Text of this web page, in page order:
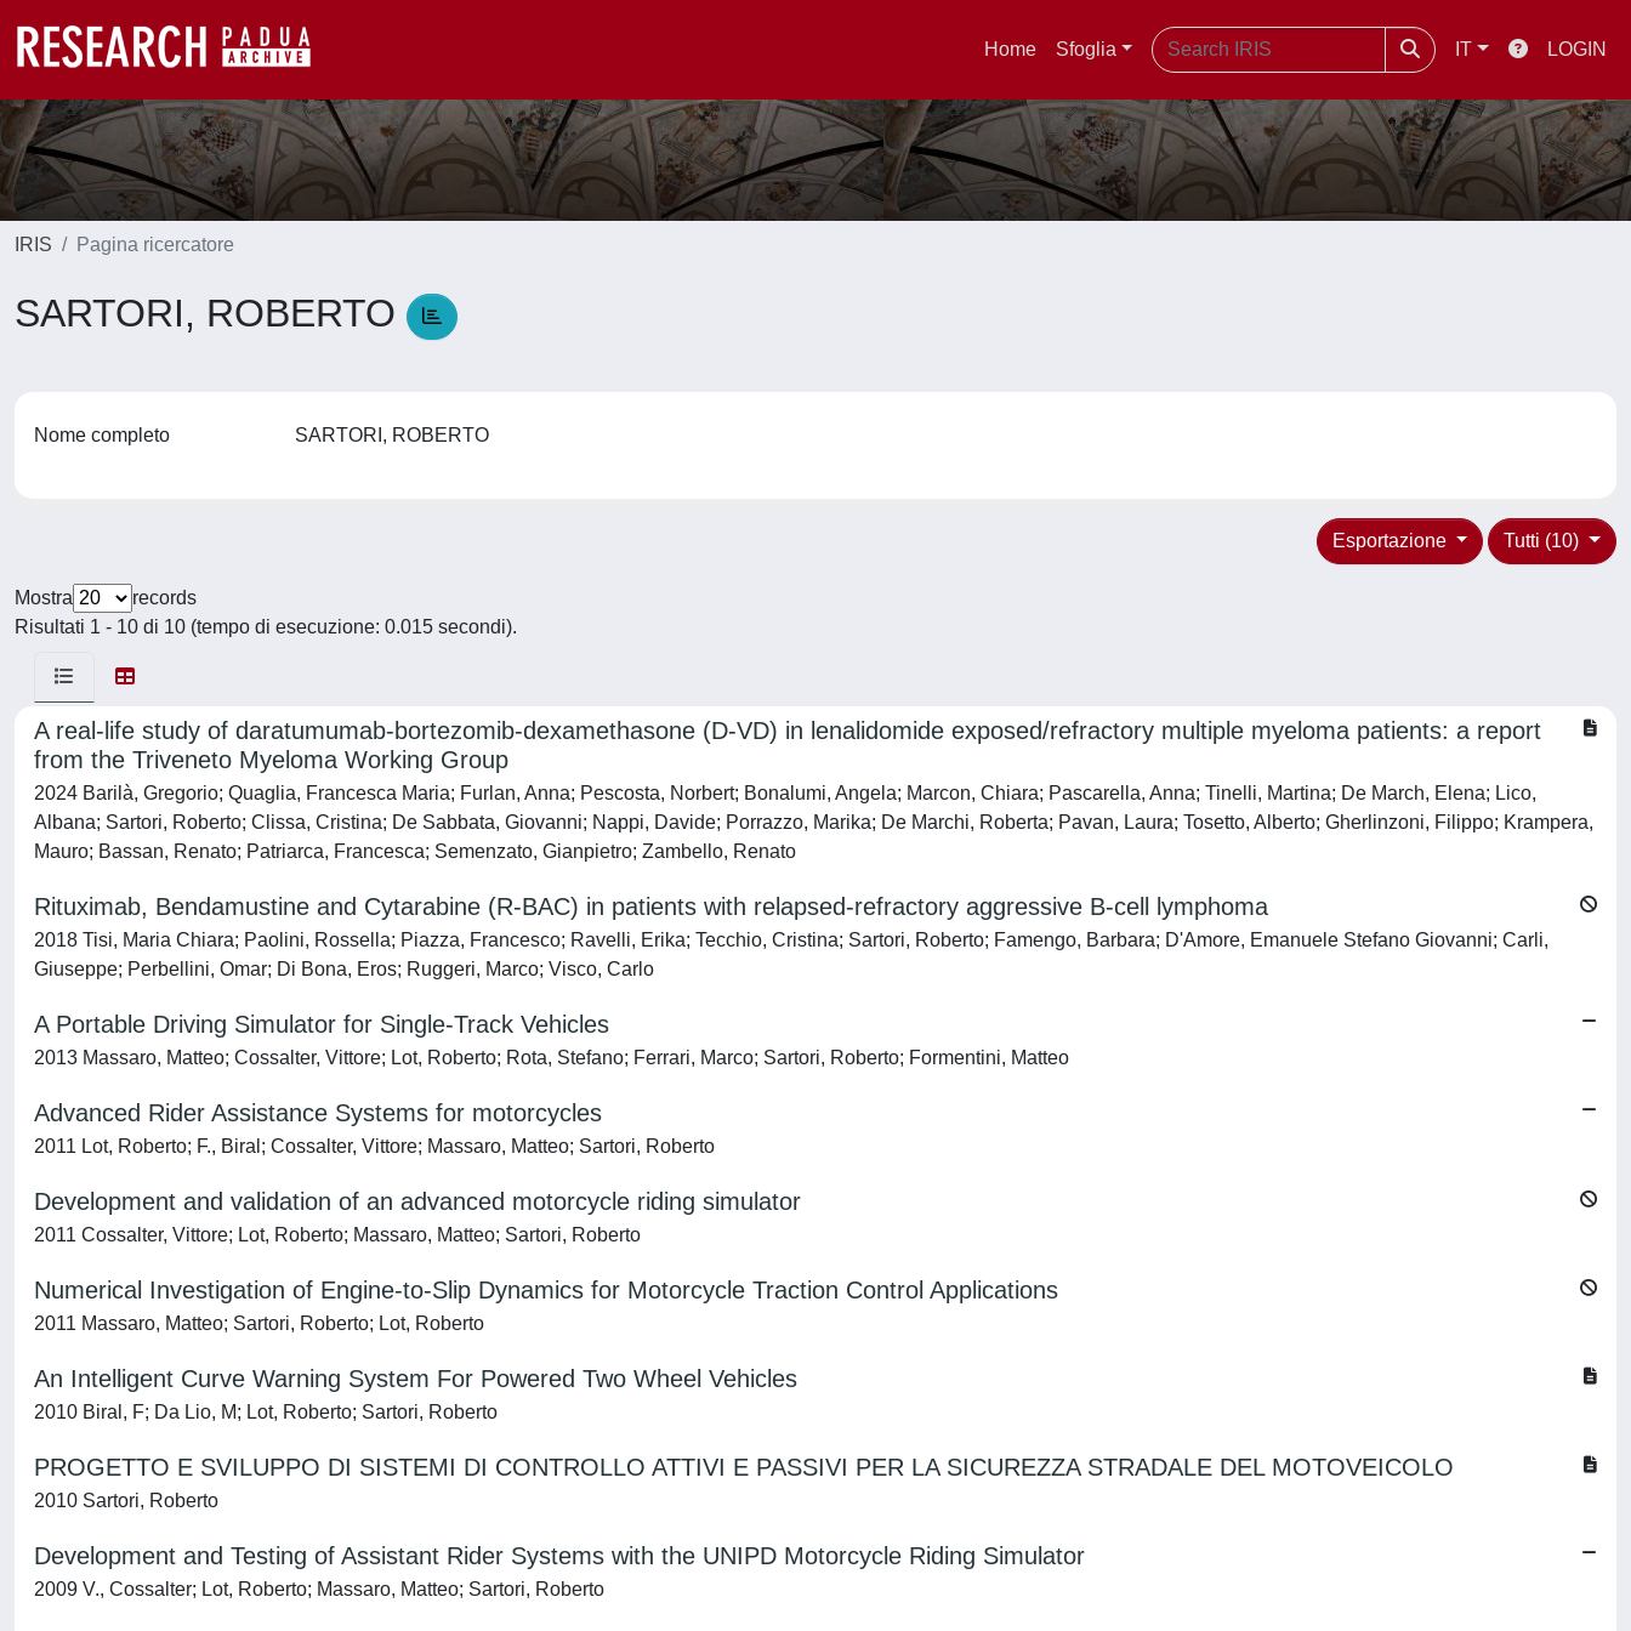
Home Sfoglia IT LOGIN
IRIS Pagina ricercatore
SARTORI, ROBERTO
Nome completo SARTORI, ROBERTO
Tutti (10)
Esportazione
Mostra
records
Risultati 1 - 10 di 10 (tempo di esecuzione: 0.015 secondi).
A real-life study of daratumumab-bortezomib-dexamethasone (D-VD) in lenalidomide exposed/refractory multiple myeloma patients: a report
from the Triveneto Myeloma Working Group
2024 Barilà, Gregorio; Quaglia, Francesca Maria; Furlan, Anna; Pescosta, Norbert; Bonalumi, Angela; Marcon, Chiara; Pascarella, Anna; Tinelli, Martina; De March, Elena; Lico,
Albana; Sartori, Roberto; Clissa, Cristina; De Sabbata, Giovanni; Nappi, Davide; Porrazzo, Marika; De Marchi, Roberta; Pavan, Laura; Tosetto, Alberto; Gherlinzoni, Filippo; Krampera,
Mauro; Bassan, Renato; Patriarca, Francesca; Semenzato, Gianpietro; Zambello, Renato
Rituximab, Bendamustine and Cytarabine (R-BAC) in patients with relapsed-refractory aggressive B-cell lymphoma
2018 Tisi, Maria Chiara; Paolini, Rossella; Piazza, Francesco; Ravelli, Erika; Tecchio, Cristina; Sartori, Roberto; Famengo, Barbara; D'Amore, Emanuele Stefano Giovanni; Carli,
Giuseppe; Perbellini, Omar; Di Bona, Eros; Ruggeri, Marco; Visco, Carlo
A Portable Driving Simulator for Single-Track Vehicles
2013 Massaro, Matteo; Cossalter, Vittore; Lot, Roberto; Rota, Stefano; Ferrari, Marco; Sartori, Roberto; Formentini, Matteo
Advanced Rider Assistance Systems for motorcycles
2011 Lot, Roberto; F., Biral; Cossalter, Vittore; Massaro, Matteo; Sartori, Roberto
Development and validation of an advanced motorcycle riding simulator
2011 Cossalter, Vittore; Lot, Roberto; Massaro, Matteo; Sartori, Roberto
Numerical Investigation of Engine-to-Slip Dynamics for Motorcycle Traction Control Applications
2011 Massaro, Matteo; Sartori, Roberto; Lot, Roberto
An Intelligent Curve Warning System For Powered Two Wheel Vehicles
2010 Biral, F; Da Lio, M; Lot, Roberto; Sartori, Roberto
PROGETTO E SVILUPPO DI SISTEMI DI CONTROLLO ATTIVI E PASSIVI PER LA SICUREZZA STRADALE DEL MOTOVEICOLO
2010 Sartori, Roberto
Development and Testing of Assistant Rider Systems with the UNIPD Motorcycle Riding Simulator
2009 V., Cossalter; Lot, Roberto; Massaro, Matteo; Sartori, Roberto